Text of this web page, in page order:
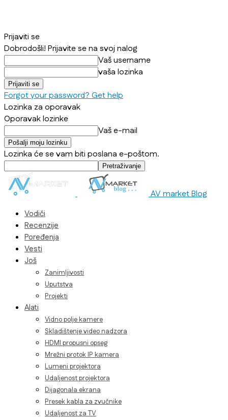
Prijaviti se
Dobrodošli! Prijavite se na svoj nalog
Vaš username
vaša lozinka
Forgot your password? Get help
Lozinka za oporavak
Oporavak lozinke
Vaš e-mail
Lozinka će se vam biti poslana e-poštom.
AV market Blog
Vodiči
Recenzije
Poređenja
Vesti
Još
Zanimljivosti
Uputstva
Projekti
Alati
Vidno polje kamere
Skladištenje video nadzora
HDMI propusni opseg
Mrežni protok IP kamera
Lumeni projektora
Udaljenost projektora
Dijagonala ekrana
Presek kabla za zvučnike
Udaljenost za TV